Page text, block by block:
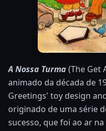
A Nossa Turma(The Get
animado da década de
Greetings' toy design
originado de uma série
sucesso, que foi ao ar